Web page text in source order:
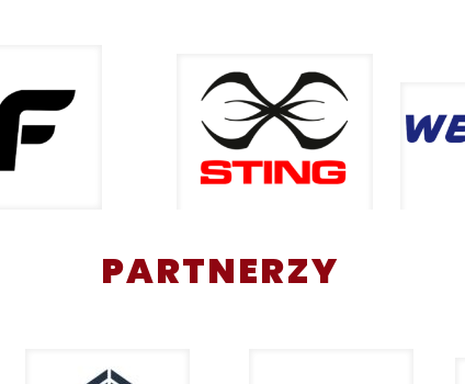
PARTNERZY